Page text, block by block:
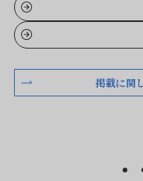
掲載に関